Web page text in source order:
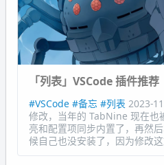
「列表」VSCode 插件推荐
#VSCode #备忘 #列表 2023-
修改，当年的 TabNine 现在也
亮和配置项同步内置了，再然
候自己也没安装了，因为修改